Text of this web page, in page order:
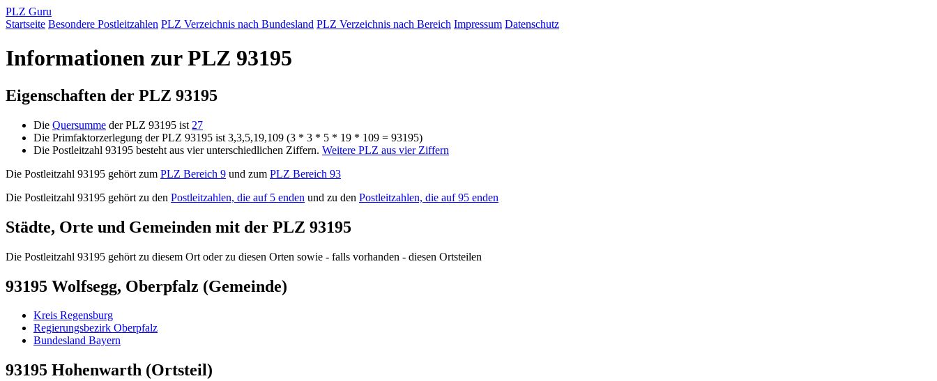
PLZ Guru
Startseite Besondere Postleitzahlen PLZ Verzeichnis nach Bundesland PLZ Verzeichnis nach Bereich Impressum Datenschutz
Informationen zur PLZ 93195
Eigenschaften der PLZ 93195
Die Quersumme der PLZ 93195 ist 27
Die Primfaktorzerlegung der PLZ 93195 ist 3,3,5,19,109 (3 * 3 * 5 * 19 * 109 = 93195)
Die Postleitzahl 93195 besteht aus vier unterschiedlichen Ziffern. Weitere PLZ aus vier Ziffern
Die Postleitzahl 93195 gehört zum PLZ Bereich 9 und zum PLZ Bereich 93
Die Postleitzahl 93195 gehört zu den Postleitzahlen, die auf 5 enden und zu den Postleitzahlen, die auf 95 enden
Städte, Orte und Gemeinden mit der PLZ 93195
Die Postleitzahl 93195 gehört zu diesem Ort oder zu diesen Orten sowie - falls vorhanden - diesen Ortsteilen
93195 Wolfsegg, Oberpfalz (Gemeinde)
Kreis Regensburg
Regierungsbezirk Oberpfalz
Bundesland Bayern
93195 Hohenwarth (Ortsteil)